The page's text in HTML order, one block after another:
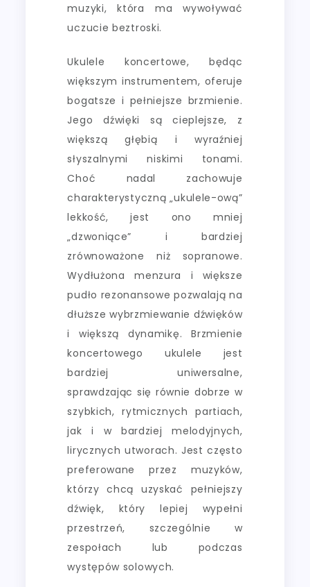
muzyki, która ma wywoływać
uczucie beztroski.
Ukulele koncertowe, będąc
większym instrumentem, oferuje
bogatsze i pełniejsze brzmienie.
Jego dźwięki są cieplejsze, z
większą głębią i wyraźniej
słyszalnymi niskimi tonami.
Choć nadal zachowuje
charakterystyczną „ukulele-ową”
lekkość, jest ono mniej
„dzwoniące” i bardziej
zrównoważone niż sopranowe.
Wydłużona menzura i większe
pudło rezonansowe pozwalają na
dłuższe wybrzmiewanie dźwięków
i większą dynamikę. Brzmienie
koncertowego ukulele jest
bardziej uniwersalne,
sprawdzając się równie dobrze w
szybkich, rytmicznych partiach,
jak i w bardziej melodyjnych,
lirycznych utworach. Jest często
preferowane przez muzyków,
którzy chcą uzyskać pełniejszy
dźwięk, który lepiej wypełni
przestrzeń, szczególnie w
zespołach lub podczas
występów solowych.